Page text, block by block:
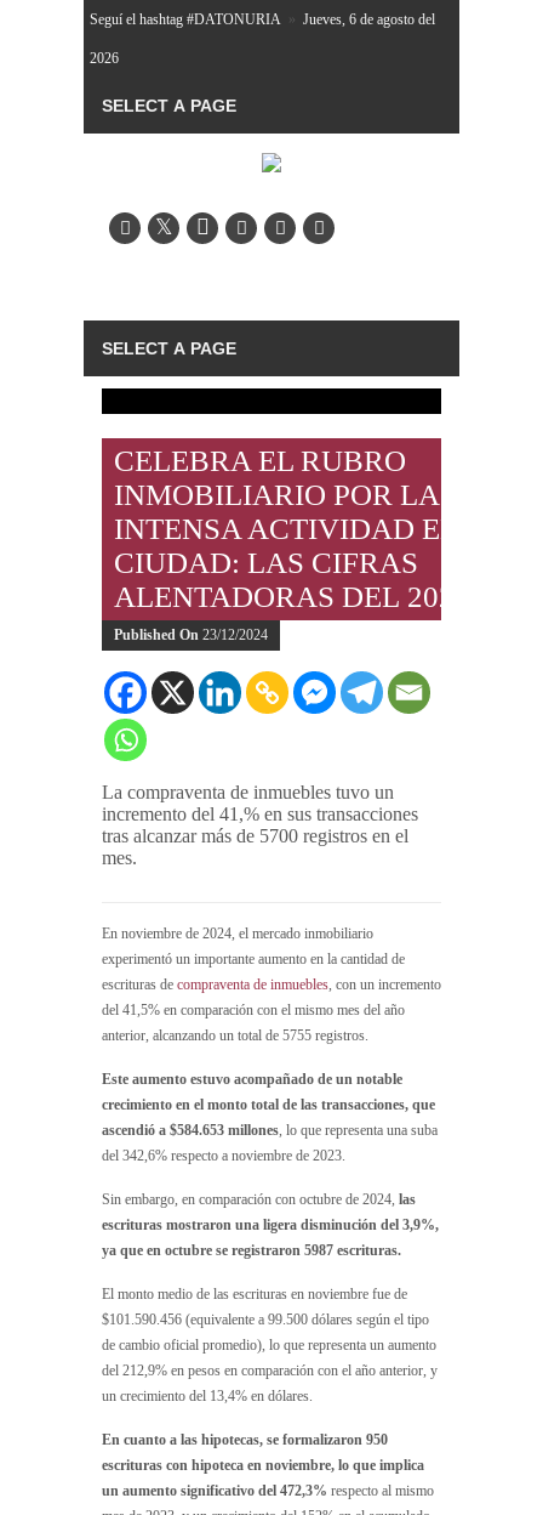
Seguí el hashtag #DATONURIA » Jueves, 6 de agosto del
2026
CELEBRA EL RUBRO
INMOBILIARIO POR LA
INTENSA ACTIVIDAD EN
CIUDAD: LAS CIFRAS
ALENTADORAS DEL 2024
Published On 23/12/2024
La compraventa de inmuebles tuvo un
incremento del 41,% en sus transacciones
tras alcanzar más de 5700 registros en el
mes.
En noviembre de 2024, el mercado inmobiliario
experimentó un importante aumento en la cantidad de
escrituras de compraventa de inmuebles , con un incremento
del 41,5% en comparación con el mismo mes del año
anterior, alcanzando un total de 5755 registros.
Este aumento estuvo acompañado de un notable
crecimiento en el monto total de las transacciones, que
ascendió a $584.653 millones , lo que representa una suba
del 342,6% respecto a noviembre de 2023.
Sin embargo, en comparación con octubre de 2024, las
escrituras mostraron una ligera disminución del 3,9%,
ya que en octubre se registraron 5987 escrituras.
El monto medio de las escrituras en noviembre fue de
$101.590.456 (equivalente a 99.500 dólares según el tipo
de cambio oficial promedio), lo que representa un aumento
del 212,9% en pesos en comparación con el año anterior, y
un crecimiento del 13,4% en dólares.
En cuanto a las hipotecas, se formalizaron 950
escrituras con hipoteca en noviembre, lo que implica
un aumento significativo del 472,3% respecto al mismo